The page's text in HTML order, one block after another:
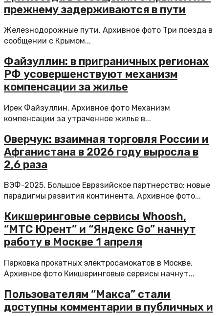
прежнему задерживаются в пути
Железнодорожные пути. Архивное фото Три поезда в
сообщении с Крымом...
Файзуллин: в приграничных регионах
РФ усовершенствуют механизм
компенсации за жилье
Ирек Файзуллин. Архивное фото Механизм
компенсации за утраченное жилье в...
Оверчук: взаимная торговля России и
Афганистана в 2026 году выросла в
2,6 раза
ВЭФ-2025. Большое Евразийское партнерство: новые
парадигмы развития континента. Архивное фото...
Кикшеринговые сервисы Whoosh,
“МТС Юрент” и “Яндекс Go” начнут
работу в Москве 1 апреля
Парковка прокатных электросамокатов в Москве.
Архивное фото Кикшеринговые сервисы начнут...
Пользователям “Макса” стали
доступны комментарии в публичных и